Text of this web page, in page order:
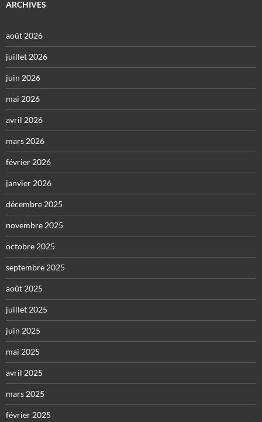
ARCHIVES
août 2026
juillet 2026
juin 2026
mai 2026
avril 2026
mars 2026
février 2026
janvier 2026
décembre 2025
novembre 2025
octobre 2025
septembre 2025
août 2025
juillet 2025
juin 2025
mai 2025
avril 2025
mars 2025
février 2025